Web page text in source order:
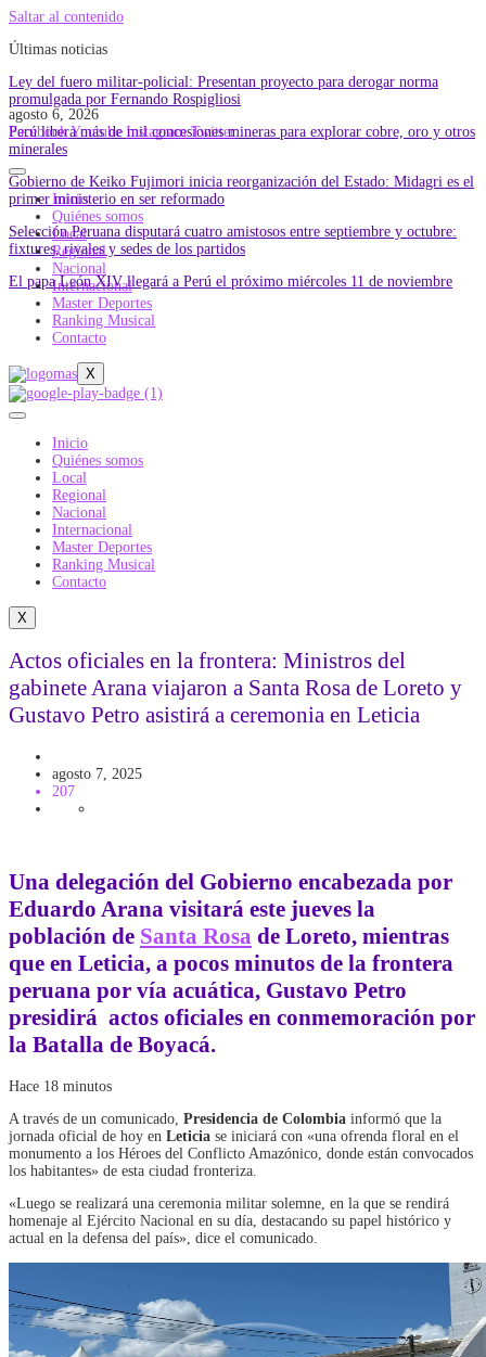
Saltar al contenido
Últimas noticias
Ley del fuero militar-policial: Presentan proyecto para derogar norma
promulgada por Fernando Rospigliosi
Perú libera más de mil concesiones mineras para explorar cobre, oro y otros
minerales
Gobierno de Keiko Fujimori inicia reorganización del Estado: Midagri es el
primer ministerio en ser reformado
Selección Peruana disputará cuatro amistosos entre septiembre y octubre:
fixtures, rivales y sedes de los partidos
El papa León XIV llegará a Perú el próximo miércoles 11 de noviembre
agosto 6, 2026
Facebook Youtube Instagram Twitter
Inicio
Quiénes somos
Local
Regional
Nacional
Internacional
Master Deportes
Ranking Musical
Contacto
X
Inicio
Quiénes somos
Local
Regional
Nacional
Internacional
Master Deportes
Ranking Musical
Contacto
X
Actos oficiales en la frontera: Ministros del
gabinete Arana viajaron a Santa Rosa de Loreto y
Gustavo Petro asistirá a ceremonia en Leticia
agosto 7, 2025
207
Una delegación del Gobierno encabezada por
Eduardo Arana visitará este jueves la
población de Santa Rosa de Loreto, mientras
que en Leticia, a pocos minutos de la frontera
peruana por vía acuática, Gustavo Petro
presidirá actos oficiales en conmemoración por
la Batalla de Boyacá.
Hace 18 minutos
A través de un comunicado, Presidencia de Colombia informó que la
jornada oficial de hoy en Leticia se iniciará con «una ofrenda floral en el
monumento a los Héroes del Conflicto Amazónico, donde están convocados
los habitantes» de esta ciudad fronteriza.
«​Luego se realizará una ceremonia militar solemne, en la que se rendirá
homenaje al Ejército Nacional en su día, destacando su papel histórico y
actual en la defensa del país», dice el comunicado.